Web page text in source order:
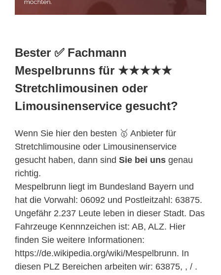
Bester ✅ Fachmann
Mespelbrunns für ★★★★★
Stretchlimousinen oder
Limousinenservice gesucht?
Wenn Sie hier den besten 🥇 Anbieter für
Stretchlimousine oder Limousinenservice
gesucht haben, dann sind Sie bei uns genau
richtig.
Mespelbrunn liegt im Bundesland Bayern und
hat die Vorwahl: 06092 und Postleitzahl: 63875.
Ungefähr 2.237 Leute leben in dieser Stadt. Das
Fahrzeuge Kennnzeichen ist: AB, ALZ. Hier
finden Sie weitere Informationen:
https://de.wikipedia.org/wiki/Mespelbrunn. In
diesen PLZ Bereichen arbeiten wir: 63875, , / .